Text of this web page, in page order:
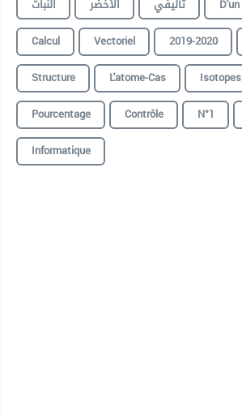
النبات
الأخضر تأليفي D'un
Calcul
Vectoriel 2019-2020
Structure
L'atome-Cas Isotopes
Pourcentage
Contrôle N°1
Informatique